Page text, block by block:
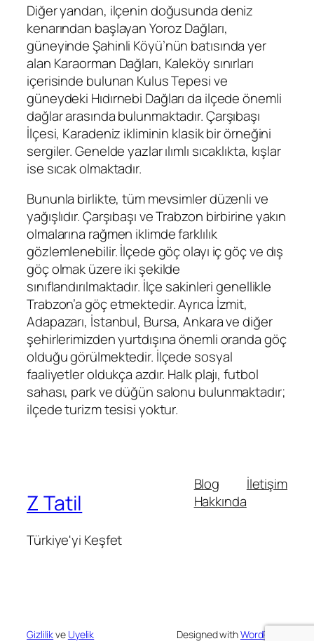
Diğer yandan, ilçenin doğusunda deniz
kenarından başlayan Yoroz Dağları,
güneyinde Şahinli Köyü’nün batısında yer
alan Karaorman Dağları, Kaleköy sınırları
içerisinde bulunan Kulus Tepesi ve
güneydeki Hıdırnebi Dağları da ilçede önemli
dağlar arasında bulunmaktadır. Çarşıbaşı
İlçesi, Karadeniz ikliminin klasik bir örneğini
sergiler. Genelde yazlar ılımlı sıcaklıkta, kışlar
ise sıcak olmaktadır.
Bununla birlikte, tüm mevsimler düzenli ve
yağışlıdır. Çarşıbaşı ve Trabzon birbirine yakın
olmalarına rağmen iklimde farklılık
gözlemlenebilir. İlçede göç olayı iç göç ve dış
göç olmak üzere iki şekilde
sınıflandırılmaktadır. İlçe sakinleri genellikle
Trabzon’a göç etmektedir. Ayrıca İzmit,
Adapazarı, İstanbul, Bursa, Ankara ve diğer
şehirlerimizden yurtdışına önemli oranda göç
olduğu görülmektedir. İlçede sosyal
faaliyetler oldukça azdır. Halk plajı, futbol
sahası, park ve düğün salonu bulunmaktadır;
ilçede turizm tesisi yoktur.
Z Tatil
Türkiye'yi Keşfet
Blog
Hakkında
İletişim
Gizlilikve Uyelik Designed withWordPress